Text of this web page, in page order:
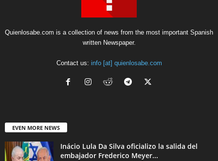
Quienlosabe.com is a collection of news from the most important Spanish
written Newspaper.
Contact us: info [at] quienlosabe.com
EVEN MORE NEWS
Inácio Lula Da Silva oficializo la salida del
embajador Frederico Meyer...